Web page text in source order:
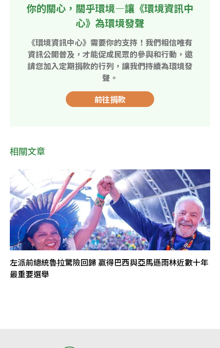
你的關心，關乎環境—讓《環境資訊中
心》為環境發聲
《環境資訊中心》需要你的支持！我們相信唯有
資訊公開普及，才能促成民眾的參與和行動，邀
請您加入定期捐款的行列，讓我們持續為環境發
聲。
前往捐款
相關文章
左派前總統魯拉驚險回歸 贏得巴西與亞馬遜雨林近數十年
最重要選舉